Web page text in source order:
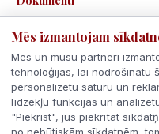
Sīkdatnes
Rīcības kodekss
Mēs izmantojam
Mēs un mūsu partneri
tehnoloģijas, lai nodrošinātu
personalizētu saturu un
līdzekļu funkcijas un
"Piekrist", jūs piekrītat